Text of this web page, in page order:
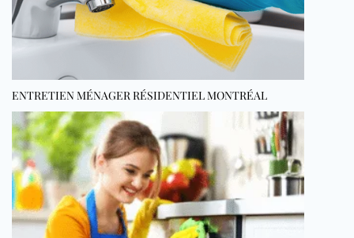
ENTRETIEN MÉNAGER RÉSIDENTIEL MONTRÉAL